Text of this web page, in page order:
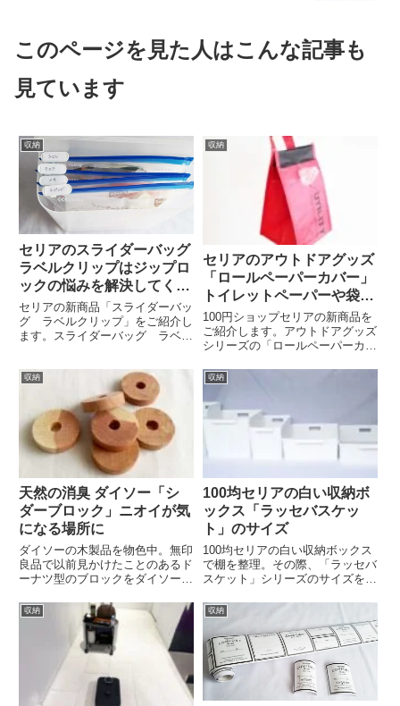
このページを見た人はこんな記事も
見ています
収納
セリアのスライダーバッグ
ラベルクリップはジップロ
ックの悩みを解決してくれ
るよ
セリアの新商品「スライダーバッ
グ ラベルクリップ」をご紹介し
ます。スライダーバッグ ラベル
が、上からだと、中身がわかりに
くい。中に何が入っているのか、
一目でわからないところが難点
で...
収納
セリアのアウトドアグッズ
「ロールペーパーカバー」
トイレットペーパーや袋の
オシャレな収納ストッカー
に
100円ショップセリアの新商品を
ご紹介します。アウトドアグッズ
シリーズの「ロールペーパーカバ
アウトドアグッズが充実している
のが「セリア」そのアウトドアグ
ッズをシリーズ展開している
「UTILITY」のランナップ...
収納
天然の消臭 ダイソー「シ
ダーブロック」ニオイが気
になる場所に
ダイソーの木製品を物色中。無印
良品で以前見かけたことのあるド
ーナツ型のブロックをダイソーで
ダイソーダイソーの「シダーブロ
ック」は6個入りで110円。素材
は杉です。新築の家のような、と
ても落ち着く木の香り。これを...
収納
100均セリアの白い収納ボ
ックス「ラッセバスケッ
ト」のサイズ
100均セリアの白い収納ボックス
で棚を整理。その際、「ラッセバ
スケット」シリーズのサイズをチ
白い収納ボックス「ラッセバスケ
ット」シリーズ100均セリアのラ
ッセバスケットシリーズ。背の高
い順に左から並べてみまし...
収納 収納